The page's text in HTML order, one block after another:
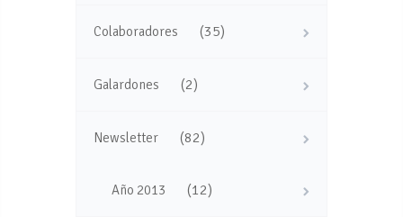
Colaboradores (35)
Galardones (2)
Newsletter (82)
Año 2013 (12)